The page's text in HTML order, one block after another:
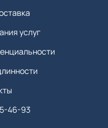
услуг
46-93